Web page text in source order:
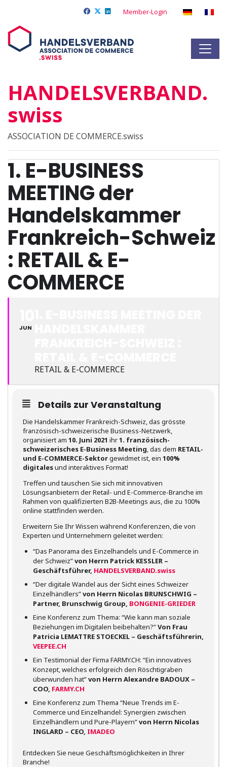
Member-Login
HANDELSVERBAND.
swiss
ASSOCIATION DE COMMERCE.swiss
1. E-BUSINESS
MEETING der
Handelskammer
Frankreich-Schweiz
: RETAIL & E-
COMMERCE
JUN
RETAIL & E-COMMERCE
Details zur Veranstaltung
Die Handelskammer Frankreich-Schweiz, das grösste
französisch-schweizerische Business-Netzwerk,
organisiert am 10. Juni 2021 ihr1. französisch-
schweizerisches E-Business Meeting, das dem RETAIL-
und E-COMMERCE-Sektorgewidmet ist, ein 100%
digitalesund interaktives Format!
Treffen und tauschen Sie sich mit innovativen
Lösungsanbietern der Retail- und E-Commerce-Branche im
Rahmen von qualifizierten B2B-Meetings aus, die zu 100%
online stattfinden werden.
Erweitern Sie Ihr Wissen während Konferenzen, die von
Experten und Unternehmern geleitet werden:
“Das Panorama des Einzelhandels und E-Commerce in
der Schweiz”von Herrn Patrick KESSLER –
Geschäftsführer, HANDELSVERBAND.swiss
“Der digitale Wandel aus der Sicht eines Schweizer
Einzelhändlers”von Herrn Nicolas BRUNSCHWIG –
Partner, Brunschwig Group, BONGENIE-GRIEDER
Eine Konferenz zum Thema: “Wie kann man soziale
Beziehungen im Digitalen beibehalten?”Von Frau
Patricia LEMATTRE STOECKEL – Geschäftsführerin,
VEEPEE.CH
Ein Testimonial der Firma FARMY.CH: “Ein innovatives
Konzept, welches erfolgreich den Röschtigraben
überwunden hat”von Herrn Alexandre BADOUX –
COO, FARMY.CH
Eine Konferenz zum Thema “Neue Trends im E-
Commerce und Einzelhandel: Synergien zwischen
Einzelhändlern und Pure-Playern”von Herrn Nicolas
INGLARD – CEO, IMADEO
Entdecken Sie neue Geschäftsmöglichkeiten in Ihrer
Branche!